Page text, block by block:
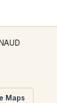
Maps